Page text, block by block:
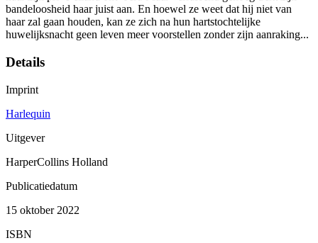
bandeloosheid haar juist aan. En hoewel ze weet dat hij niet van
haar zal gaan houden, kan ze zich na hun hartstochtelijke
huwelijksnacht geen leven meer voorstellen zonder zijn aanraking...
Details
Imprint
Harlequin
Uitgever
HarperCollins Holland
Publicatiedatum
15 oktober 2022
ISBN